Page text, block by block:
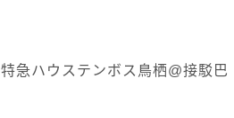
特急ハウステンボス 鳥栖@接駁巴